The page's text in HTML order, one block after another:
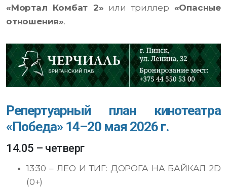
«Мортал Комбат 2» или триллер «Опасные
отношения».
Репертуарный план кинотеатра
«Победа» 14–20 мая 2026 г.
14.05 – четверг
13:30 – ЛЕО И ТИГ: ДОРОГА НА БАЙКАЛ 2D
(0+)